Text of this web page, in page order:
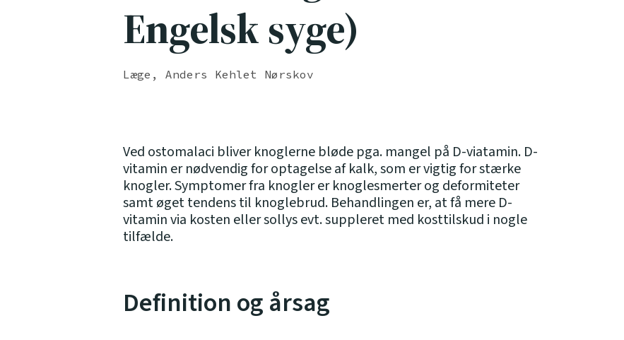
Engelsk syge)
Læge, Anders Kehlet Nørskov
Ved ostomalaci bliver knoglerne bløde pga. mangel på D-viatamin. D-
vitamin er nødvendig for optagelse af kalk, som er vigtig for stærke
knogler. Symptomer fra knogler er knoglesmerter og deformiteter
samt øget tendens til knoglebrud. Behandlingen er, at få mere D-
vitamin via kosten eller sollys evt. suppleret med kosttilskud i nogle
tilfælde.
Definition og årsag